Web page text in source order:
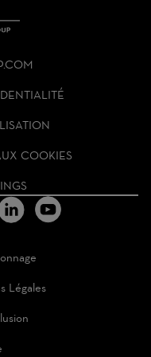
COOKIES
Légales